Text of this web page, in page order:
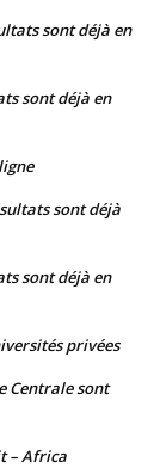
sont déjà en
sont déjà en
sont déjà
sont déjà en
privées
Centrale sont
– Africa